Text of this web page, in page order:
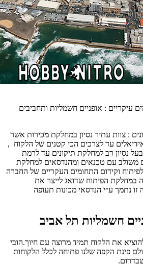
עיקריים : אופניים חשמליות ותחביבים
: צוות עתיר נסיון במחלקת מכירות אשר
עד לצרכים הכי קטנים של הלקוח ,
נסיון רב למחלקת תיקונים עד לרמת
משולב עם טכנאים ומהנדסאים למחלקת
וקידום התחומים העקריים של החברה
במחלקת הפיתוח שדואג לייצר את
נתמך ע״י הנדסאי מכונות תעופה
חשמליות תל אביב
להוציא את הלקוח תמיד מרוצה עם חיוך.הובי
פינת הקפה שלנו פתוחה לכלל הלקוחות